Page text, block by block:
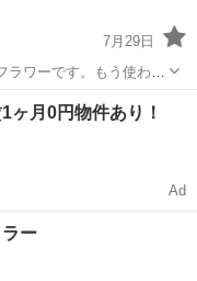
7月29日
ワーです。もう使わな
問などあればお気軽に
ドライフラワー
ヶ月0円物件あり！
Ad
ー